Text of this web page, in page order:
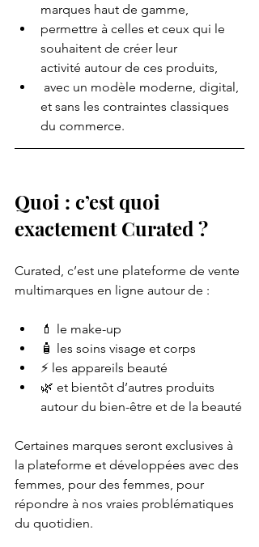
marques haut de gamme,
permettre à celles et ceux qui le
souhaitent de créer leur
activité autour de ces produits,
et sans les contraintes classiques
du commerce.
Quoi : c’est quoi
exactement Curated ?
Curated, c’est une plateforme de vente
multimarques en ligne autour de :
💄 le make-up
🧴 les soins visage et corps
⚡ les appareils beauté
🌿 et bientôt d’autres produits
autour du bien-être et de la beauté
Certaines marques seront exclusives à
la plateforme et développées avec des
femmes, pour des femmes, pour
répondre à nos vraies problématiques
du quotidien.